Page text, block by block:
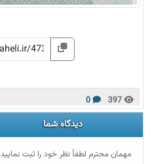
دیدگاه شما
مهمان محترم لطفاً نظر خود را ثبت نمایید